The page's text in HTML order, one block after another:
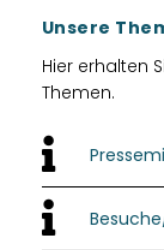
Unsere
Hier erhalten
Themen.